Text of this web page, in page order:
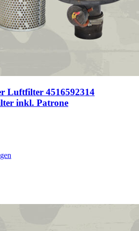
Luftfilter 4516592314
inkl. Patrone